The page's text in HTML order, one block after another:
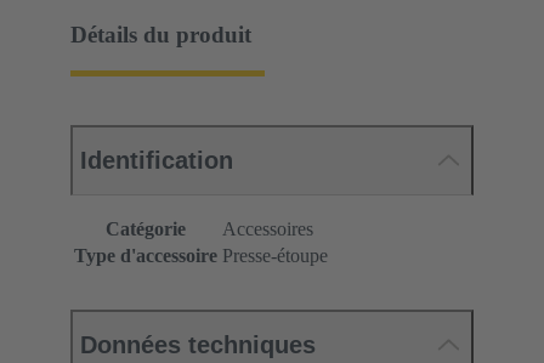
Détails du produit
Identification
Catégorie
Accessoires
Type d'accessoire Presse-étoupe
Données techniques